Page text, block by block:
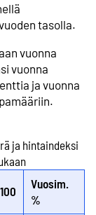
tasolla.
vuonna
vuonna
ja vuonna
ja hintaindeksi
Vuosim.
%